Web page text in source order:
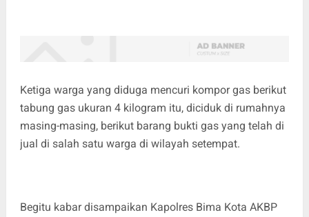
Ketiga warga yang diduga mencuri kompor gas berikut
tabung gas ukuran 4 kilogram itu, diciduk di rumahnya
masing-masing, berikut barang bukti gas yang telah di
jual di salah satu warga di wilayah setempat.
Begitu kabar disampaikan Kapolres Bima Kota AKBP